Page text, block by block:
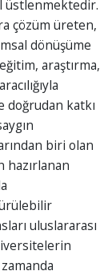
çözüm üreten,
dönüşüme
araştırma,
katkı
biri olan
hazırlanan
uluslararası